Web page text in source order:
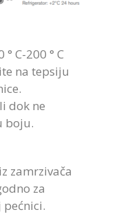
C-200 ° C
na tepsiju
dok ne
boju.
zamrzivača
za